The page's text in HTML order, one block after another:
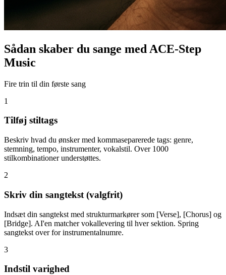
Sådan skaber du sange med ACE-Step
Music
Fire trin til din første sang
1
Tilføj stiltags
Beskriv hvad du ønsker med kommaseparerede tags: genre,
stemning, tempo, instrumenter, vokalstil. Over 1000
stilkombinationer understøttes.
2
Skriv din sangtekst (valgfrit)
Indsæt din sangtekst med strukturmarkører som [Verse], [Chorus] og
[Bridge]. AI'en matcher vokallevering til hver sektion. Spring
sangtekst over for instrumentalnumre.
3
Indstil varighed